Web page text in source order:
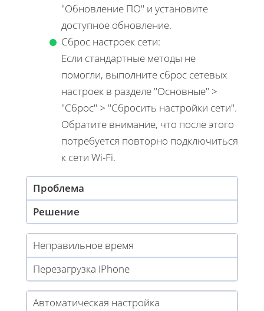
"Обновление ПО" и установите
доступное обновление.
Сброс настроек сети:
Если стандартные методы не
помогли, выполните сброс сетевых
настроек в разделе "Основные" >
"Сброс" > "Сбросить настройки сети".
Обратите внимание, что после этого
потребуется повторно подключиться
к сети Wi-Fi.
Проблема
Решение
Неправильное время
Перезагрузка iPhone
Автоматическая настройка